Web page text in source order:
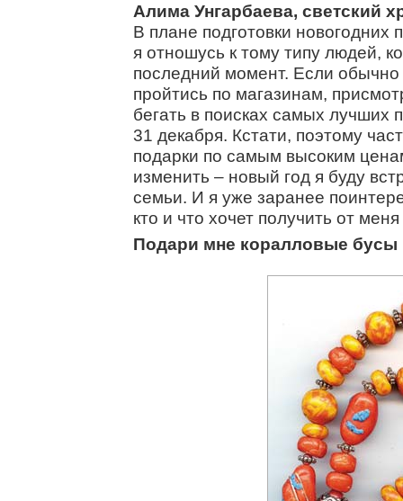
Алима Унгарбаева, светский
В плане подготовки новогодних
я отношусь к тому типу людей,
последний момент. Если
пройтись по магазинам,
бегать в поисках самых лучших
31 декабря. Кстати, поэтому
подарки по самым высоким
изменить – новый год я буду
семьи. И я уже заранее
кто и что хочет получить от
Подари мне коралловые бусы